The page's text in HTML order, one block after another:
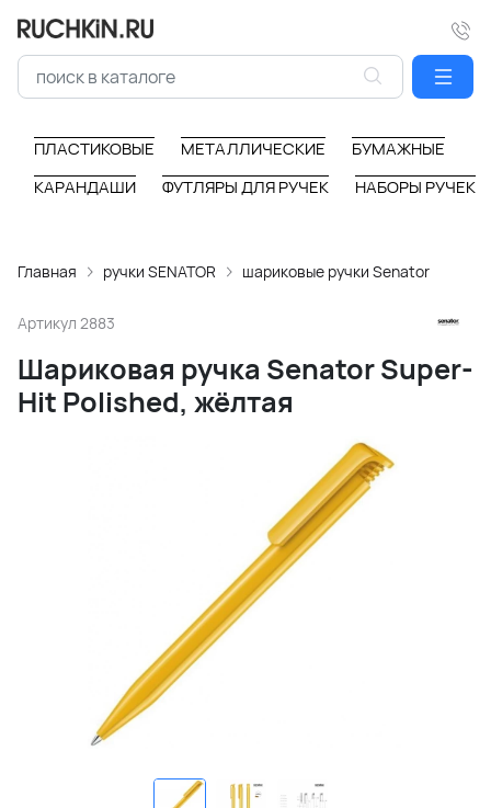
ПЛАСТИКОВЫЕ МЕТАЛЛИЧЕСКИЕ
БУМАЖНЫЕ
КАРАНДАШИ
ФУТЛЯРЫ ДЛЯ РУЧЕК НАБОРЫ РУЧЕК
Главная ручки SENATOR шариковые ручки Senator
Артикул 2883
Шариковая ручка Senator Super-
Hit Polished, жёлтая